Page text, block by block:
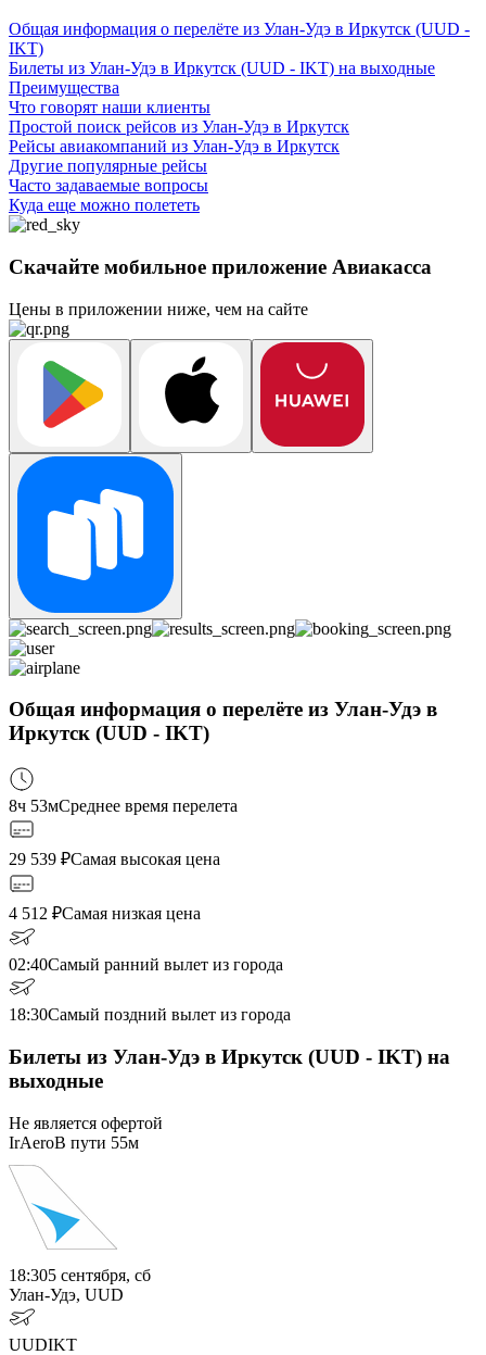
Общая информация о перелёте из Улан-Удэ в Иркутск (UUD -
IKT)
Билеты из Улан-Удэ в Иркутск (UUD - IKT) на выходные
Преимущества
Что говорят наши клиенты
Простой поиск рейсов из Улан-Удэ в Иркутск
Рейсы авиакомпаний из Улан-Удэ в Иркутск
Другие популярные рейсы
Часто задаваемые вопросы
Куда еще можно полететь
Скачайте мобильное приложение Авиакасса
Цены в приложении ниже, чем на сайте
Общая информация о перелёте из Улан-Удэ в
Иркутск (UUD - IKT)
8ч 53мСреднее время перелета
29 539 ₽Самая высокая цена
4 512 ₽Самая низкая цена
02:40Самый ранний вылет из города
18:30Самый поздний вылет из города
Билеты из Улан-Удэ в Иркутск (UUD - IKT) на
выходные
Не является офертой
IrAeroВ пути 55м
18:305 сентября, сб
Улан-Удэ, UUD
UUDIKT